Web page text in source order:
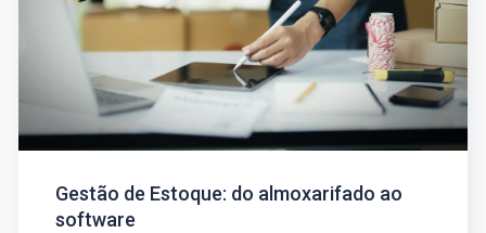
Gestão de Estoque: do almoxarifado ao
software